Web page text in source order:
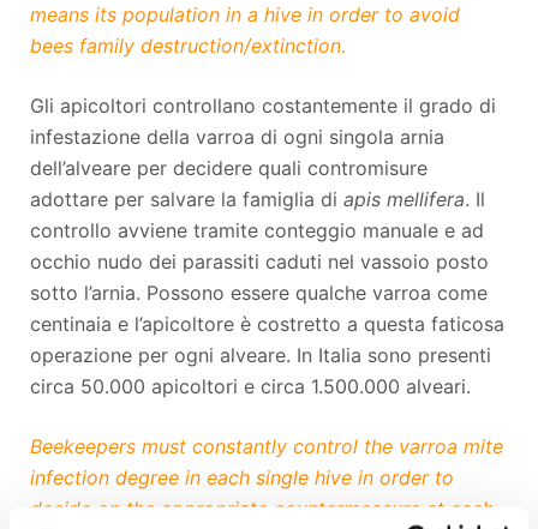
means its population in a hive in order to avoid
bees family destruction/extinction.
Gli apicoltori controllano costantemente il grado di
infestazione della varroa di ogni singola arnia
dell’alveare per decidere quali contromisure
adottare per salvare la famiglia di apis mellifera. Il
controllo avviene tramite conteggio manuale e ad
occhio nudo dei parassiti caduti nel vassoio posto
sotto l’arnia. Possono essere qualche varroa come
centinaia e l’apicoltore è costretto a questa faticosa
operazione per ogni alveare. In Italia sono presenti
circa 50.000 apicoltori e circa 1.500.000 alveari.
Beekeepers must constantly control the varroa mite
infection degree in each single hive in order to
decide on the appropriate countermeasure at each